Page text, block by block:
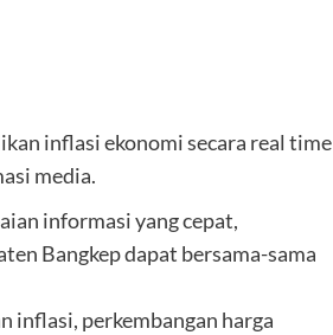
inflasi ekonomi secara real time
media.
informasi yang cepat,
Bangkep dapat bersama-sama
inflasi, perkembangan harga